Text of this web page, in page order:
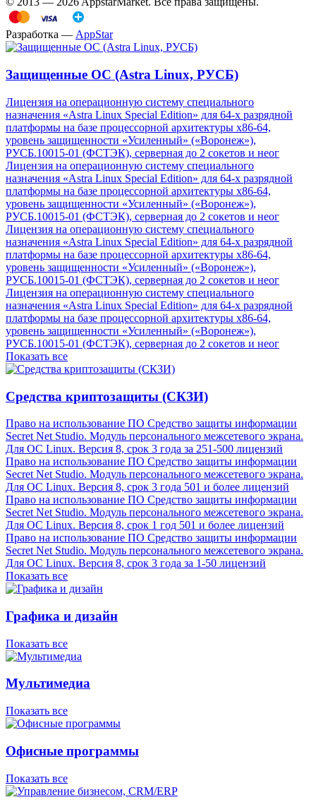
Разработка — AppStar
Защищенные ОС (Astra Linux, РУСБ)
Лицензия на операционную систему специального
назначения «Astra Linux Special Edition» для 64-х разрядной
платформы на базе процессорной архитектуры х86-64,
уровень защищенности «Усиленный» («Воронеж»),
РУСБ.10015-01 (ФСТЭК), серверная до 2 сокетов и неог
Лицензия на операционную систему специального
назначения «Astra Linux Special Edition» для 64-х разрядной
платформы на базе процессорной архитектуры х86-64,
уровень защищенности «Усиленный» («Воронеж»),
РУСБ.10015-01 (ФСТЭК), серверная до 2 сокетов и неог
Лицензия на операционную систему специального
назначения «Astra Linux Special Edition» для 64-х разрядной
платформы на базе процессорной архитектуры х86-64,
уровень защищенности «Усиленный» («Воронеж»),
РУСБ.10015-01 (ФСТЭК), серверная до 2 сокетов и неог
Лицензия на операционную систему специального
назначения «Astra Linux Special Edition» для 64-х разрядной
платформы на базе процессорной архитектуры х86-64,
уровень защищенности «Усиленный» («Воронеж»),
РУСБ.10015-01 (ФСТЭК), серверная до 2 сокетов и неог
Показать все
Средства криптозащиты (СКЗИ)
Право на использование ПО Средство защиты информации
Secret Net Studio. Модуль персонального межсетевого экрана.
Для ОС Linux. Версия 8, срок 3 года за 251-500 лицензий
Право на использование ПО Средство защиты информации
Secret Net Studio. Модуль персонального межсетевого экрана.
Для ОС Linux. Версия 8, срок 3 года 501 и более лицензий
Право на использование ПО Средство защиты информации
Secret Net Studio. Модуль персонального межсетевого экрана.
Для ОС Linux. Версия 8, срок 1 год 501 и более лицензий
Право на использование ПО Средство защиты информации
Secret Net Studio. Модуль персонального межсетевого экрана.
Для ОС Linux. Версия 8, срок 3 года за 1-50 лицензий
Показать все
Графика и дизайн
Показать все
Мультимедиа
Показать все
Офисные программы
Показать все